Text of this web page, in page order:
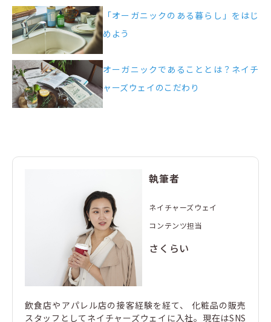
「オーガニックのある暮らし」をはじ
めよう
オーガニックであることとは？ネイチ
ャーズウェイのこだわり
執筆者
ネイチャーズウェイ
コンテンツ担当
さくらい
飲食店やアパレル店の接客経験を経て、 化粧品の販売
スタッフとしてネイチャーズウェイに入社。現在はSNS